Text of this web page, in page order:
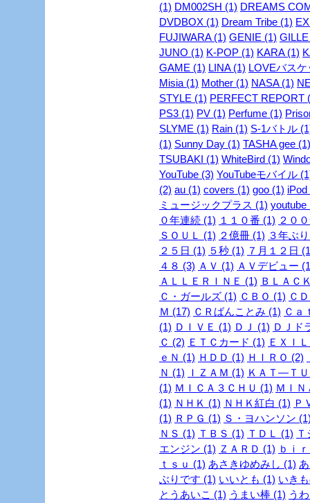
(1) DM002SH (1) DREAMS
DVDBOX (1) Dream Tribe (1)
FUJIWARA (1) GENIE (1)
JUNO (1) K-POP (1) KARA (1)
GAME (1) LINA (1) LOVEバスケ
Misia (1) Mother (1) NASA (1)
STYLE (1) PERFECT REPORT
PS3 (1) PV (1) Perfume (1)
SLYME (1) Rain (1) S-1バトル
(1) Sunny Day (1) TASHA gee (1)
TSUBAKI (1) WhiteBird (1)
YouTube (3) YouTubeモバイル
(2) au (1) covers (1) goo (1) iPod
ミュージックプラス (1) youtube
０年連続 (1) １１０番 (1) ２０
ＳＯＵＬ (1) ２億冊 (1) ３年ぶ
２５日 (1) ５秒 (1) ７月１２日
４８ (3) ＡＶ (1) ＡＶデビュー
ＡＬＬＥＲＩＮＥ (1) ＢＬＡＣ
Ｃ・ガールズ (1) ＣＢＯ (1) Ｃ
Ｍ (17) ＣＲばんことみ (1) Ｃａ
(1) ＤＩＶＥ (1) ＤＪ (1) ＤＪド
Ｃ (2) ＥＴＣカード (1) ＥＸＩ
ｅＮ (1) ＨＤＤ (1) ＨＩＲＯ (2)
Ｎ (1)
ＩＺＡＭ (1) ＫＡＴ―Ｔ
(1) ＭＩＣＡ３ＣＨＵ (1) ＭＩＮ
(1) ＮＨＫ (1) ＮＨＫ紅白 (1) Ｐ
(1) ＲＰＧ (1) Ｓ・ヨハンソン
ＮＳ (1) ＴＢＳ (1) ＴＤＬ (1)
エンジン (1) ＺＡＲＤ (1) ｂｉ
ｔｓｕ (1) あさきゆめみし (1)
ぶりです (1) いいとも (1) いき
とうあいこ (1) うまい棒 (1) う